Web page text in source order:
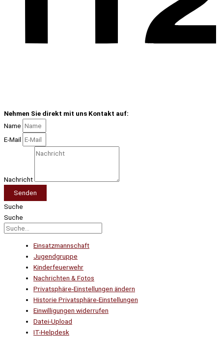
Nehmen Sie direkt mit uns Kontakt auf:
Name
E-Mail
Nachricht
Senden
Suche
Suche
Einsatzmannschaft
Jugendgruppe
Kinderfeuerwehr
Nachrichten & Fotos
Privatsphäre-Einstellungen ändern
Historie Privatsphäre-Einstellungen
Einwilligungen widerrufen
Datei-Upload
IT-Helpdesk